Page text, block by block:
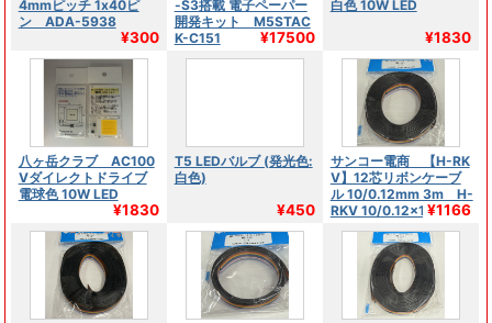
4mmピッチ 1x40ピ
ン ADA-5938
¥300
-S3搭載 電子ペーパー
開発キット M5STAC
K-C151
¥17500
白色 10W LED
¥1830
八ヶ岳クラブ AC100
Vダイレクトドライブ
電球色 10W LED
¥1830
T5 LEDバルブ (発光色:
白色)
¥450
サンコー電商 【H-RK
V】12芯リボンケーブ
ル 10/0.12mm 3m H-
RKV 10/0.12×12R L-3
¥1166